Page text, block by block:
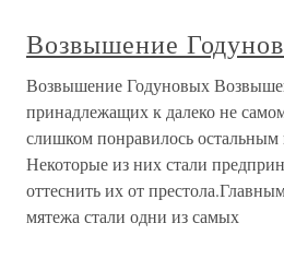
Возвышение
Возвышение Годуновых
принадлежащих к далеко не
слишком понравилось остальным
Некоторые из них стали
оттеснить их от
мятежа стали одни из самых